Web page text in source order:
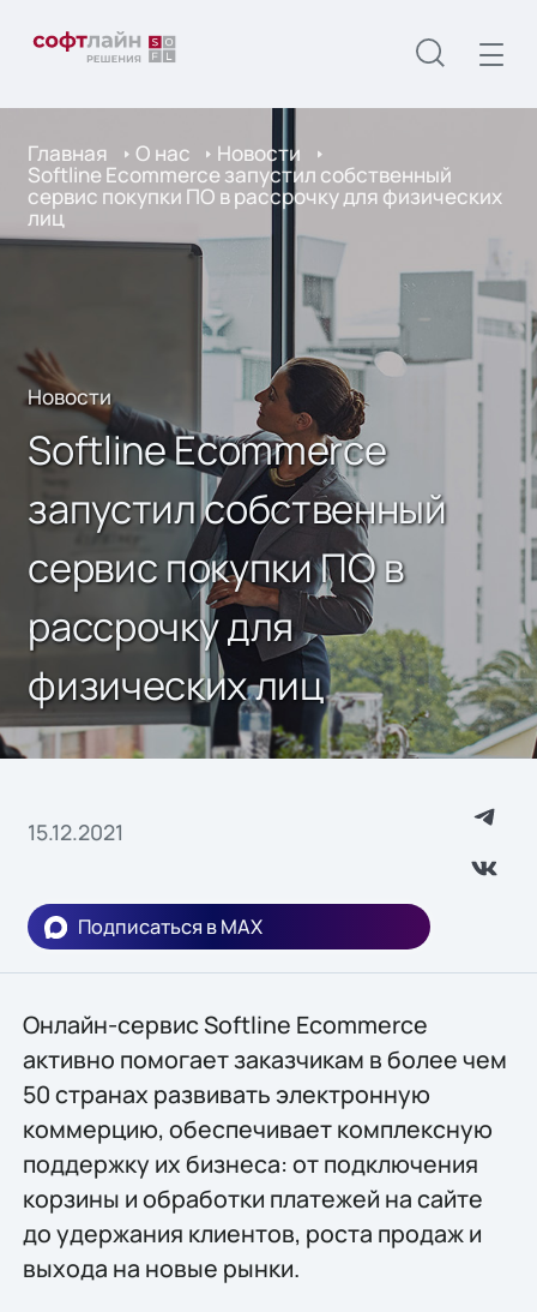
Главная О нас Новости
Softline Ecommerce запустил собственный
сервис покупки ПО в рассрочку для физических
лиц
Новости
Softline Ecommerce
запустил собственный
сервис покупки ПО в
рассрочку для
физических лиц
15.12.2021
Подписаться в MAX
Онлайн-сервис Softline Ecommerce
активно помогает заказчикам в более чем
50 странах развивать электронную
коммерцию, обеспечивает комплексную
поддержку их бизнеса: от подключения
корзины и обработки платежей на сайте
до удержания клиентов, роста продаж и
выхода на новые рынки.